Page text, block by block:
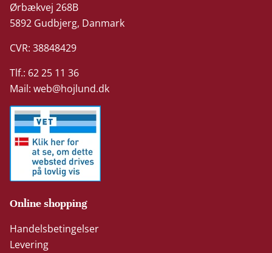
Ørbækvej 268B
5892 Gudbjerg, Danmark
CVR: 38848429
Tlf.: 62 25 11 36
Mail:web@hojlund.dk
Online shopping
Handelsbetingelser
Levering